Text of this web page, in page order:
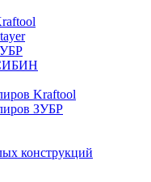
Kraftool
ЗУБР
конструкций